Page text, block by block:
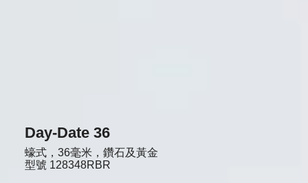
Day-Date 36
蠔式，36毫米，鑽石及黃金
型號 128348RBR